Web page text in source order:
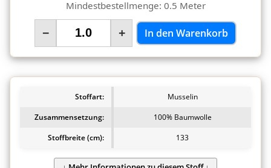
Mindestbestellmenge: 0.5 Meter
− + In den Warenkorb
Stoffart:
Musselin
Zusammensetzung:
100% Baumwolle
Stoffbreite (cm):
133